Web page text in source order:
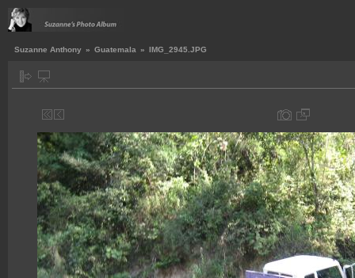
Suzanne Anthony » Guatemala » IMG_2945.JPG